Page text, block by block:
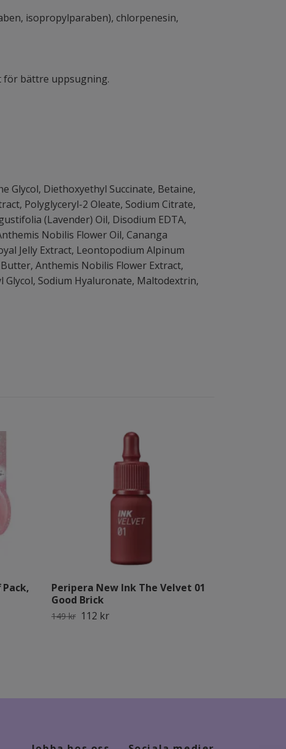
isopropylparaben), chlorpenesin,
för bättre uppsugning.
Glycol, Diethoxyethyl Succinate, Betaine,
Polyglyceryl-2 Oleate, Sodium Citrate,
(Lavender) Oil, Disodium EDTA,
Nobilis Flower Oil, Cananga
Jelly Extract, Leontopodium Alpinum
Anthemis Nobilis Flower Extract,
Glycol, Sodium Hyaluronate, Maltodextrin,
Peripera New Ink The Velvet 01
Good Brick
149 kr 112 kr